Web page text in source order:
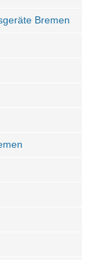
Bremen